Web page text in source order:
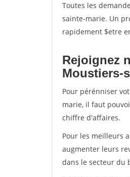
Toutes les
sainte-marie. Un
rapidement $etre
Rejoignez
Moustiers-
Pour pérénniser
marie, il faut
chiffre d'affaires.
Pour les meilleurs
augmenter leurs
dans le secteur du